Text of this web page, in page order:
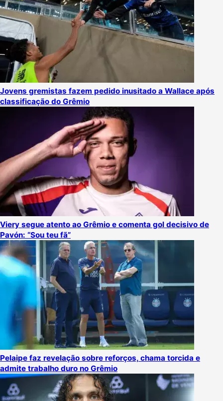
Jovens gremistas fazem pedido inusitado a Wallace após
classificação do Grêmio
Viery segue atento ao Grêmio e comenta gol decisivo de
Pavón: “Sou teu fã”
Pelaipe faz revelação sobre reforços, chama torcida e
admite trabalho duro no Grêmio